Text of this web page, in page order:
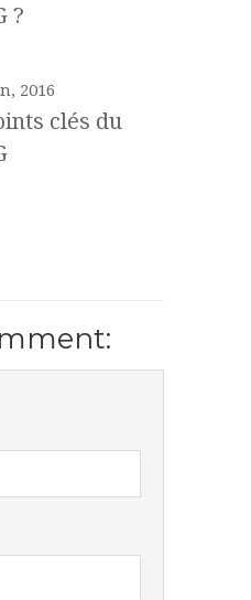
?
2016
clés du